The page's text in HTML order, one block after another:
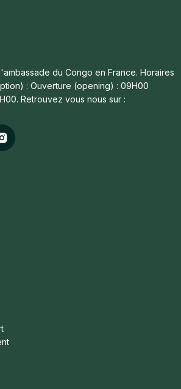
du Congo en France. Horaires
: Ouverture (opening) : 09H00
Retrouvez vous nous sur :
Instagram